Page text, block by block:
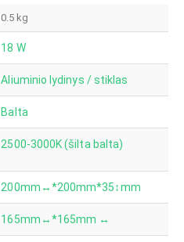
0.5 kg
18 W
Aliuminio lydinys / stiklas
Balta
2500-3000K (šilta balta)
200mm↔*200mm*35↕mm
165mm↔*165mm ↔